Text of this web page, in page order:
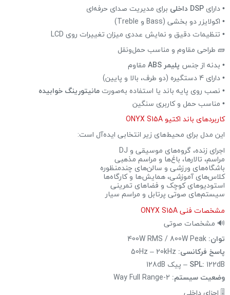
• دارای DSP داخلی
برای مدیریت صدای حرفه‌ای
• اکولایزر دو بخشی (Bass و Treble)
• تنظیمات دقیق و نمایش عددی میزان تغییرات روی LCD
🧱 طراحی مقاوم و مناسب حمل‌ونقل
• بدنه از جنس پلیمر ABS
مقاوم
• دارای 4 دستگیره (دو طرف، بالا و پایین)
• نصب روی پایه باند یا استفاده به‌صورتمانیتورینگ خوابیده
• مناسب حمل و کاربری سنگین
کاربردهای باند اکتیو ONYX S15A
این مدل برای محیط‌های زیر انتخابی ایده‌آل است:
اجرای زنده، گروه‌های موسیقی و DJ
مراسم، تالارها، باغ‌ها و مراسم مذهبی
باشگاه‌های ورزشی و سالن‌های چندمنظوره
کلاس‌های آموزشی، همایش‌ها و کارگاه‌ها
استودیوهای کوچک و فضاهای تمرینی
سیستم‌های صوتی پرتابل و مراسم سیار
مشخصات فنی ONYX S15A
🔊 مشخصات صوتی
توان:
پاسخ فرکانسی:
SPL: 122dB – پیک 128dB
وضعیت سیستم: